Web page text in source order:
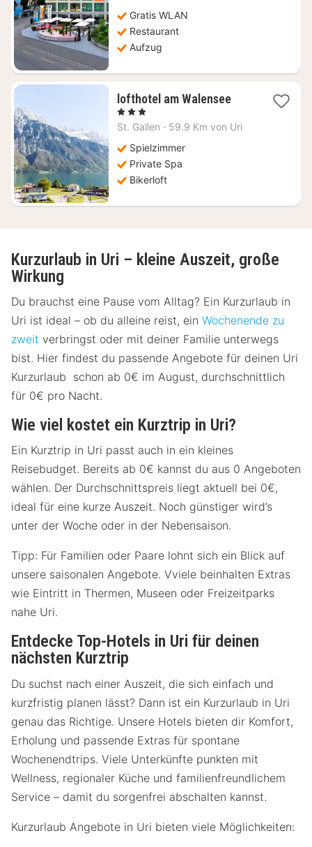
Gratis WLAN
Restaurant
Aufzug
lofthotel am Walensee1
ab
, 3 Sterne
St. Gallen · 59.9 Km von Uri
Spielzimmer
Private Spa
Bikerloft
Kurzurlaub in Uri – kleine Auszeit, große
Wirkung
Du brauchst eine Pause vom Alltag? Ein Kurzurlaub in
Uri ist ideal – ob du alleine reist, ein Wochenende zu
zweit verbringst oder mit deiner Familie unterwegs
bist. Hier findest du passende Angebote für deinen Uri
Kurzurlaub schon ab 0€ im August, durchschnittlich
für 0€ pro Nacht.
Wie viel kostet ein Kurztrip in Uri?
Ein Kurztrip in Uri passt auch in ein kleines
Reisebudget. Bereits ab 0€ kannst du aus 0 Angeboten
wählen. Der Durchschnittspreis liegt aktuell bei 0€,
ideal für eine kurze Auszeit. Noch günstiger wird’s
unter der Woche oder in der Nebensaison.
Tipp: Für Familien oder Paare lohnt sich ein Blick auf
unsere saisonalen Angebote. Vviele beinhalten Extras
wie Eintritt in Thermen, Museen oder Freizeitparks
nahe Uri.
Entdecke Top-Hotels in Uri für deinen
nächsten Kurztrip
Du suchst nach einer Auszeit, die sich einfach und
kurzfristig planen lässt? Dann ist ein Kurzurlaub in Uri
genau das Richtige. Unsere Hotels bieten dir Komfort,
Erholung und passende Extras für spontane
Wochenendtrips. Viele Unterkünfte punkten mit
Wellness, regionaler Küche und familienfreundlichem
Service – damit du sorgenfrei abschalten kannst.
Kurzurlaub Angebote in Uri bieten viele Möglichkeiten: